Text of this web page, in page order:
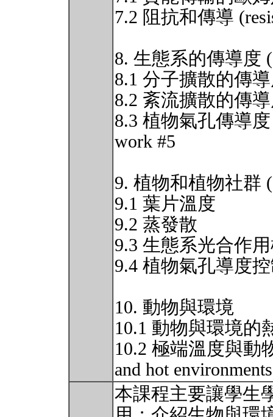
7.2 阻抗和傳導
8. 生態系的傳導度
8.1 分子擴散的傳
8.2 紊流擴散的傳
8.3 植物氣孔傳導度
work #5
9. 植物和植物社群
9.1 葉片溫度
9.2 蒸發散
9.3 生態系光合作
9.4 植物氣孔導度
10. 動物與環境
10.1 動物與環境的
10.2 極端溫度與動
and hot
本課程主要讓學生